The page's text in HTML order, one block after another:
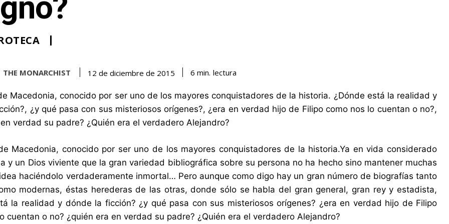
THE MONARCHIST 12 de diciembre de 2015 6 min. lectura
Macedonia, conocido por ser uno de los mayores conquistadores de la historia. ¿Dónde está la realidad y
¿y qué pasa con sus misteriosos orígenes?, ¿era en verdad hijo de Filipo como nos lo cuentan o no?,
verdad su padre? ¿Quién era el verdadero Alejandro?
Macedonia, conocido por ser uno de los mayores conquistadores de la historia.Ya en vida considerado
y un Dios viviente que la gran variedad bibliográfica sobre su persona no ha hecho sino mantener muchas
haciéndolo verdaderamente inmortal… Pero aunque como digo hay un gran número de biografías tanto
modernas, éstas herederas de las otras, donde sólo se habla del gran general, gran rey y estadista,
la realidad y dónde la ficción? ¿y qué pasa con sus misteriosos orígenes? ¿era en verdad hijo de Filipo
cuentan o no? ¿quién era en verdad su padre? ¿Quién era el verdadero Alejandro?